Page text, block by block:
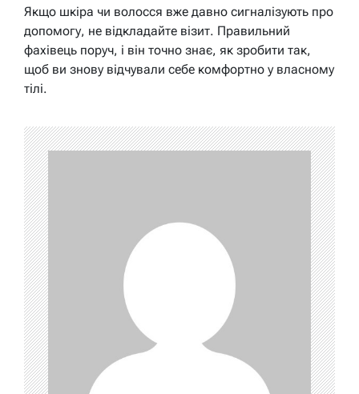
Якщо шкіра чи волосся вже давно сигналізують про
допомогу, не відкладайте візит. Правильний
фахівець поруч, і він точно знає, як зробити так,
щоб ви знову відчували себе комфортно у власному
тілі.